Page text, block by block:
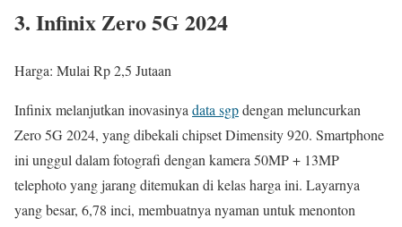
3. Infinix Zero 5G 2024
Harga: Mulai Rp 2,5 Jutaan
Infinix melanjutkan inovasinyadata sgpdengan meluncurkan
Zero 5G 2024, yang dibekali chipset Dimensity 920. Smartphone
ini unggul dalam fotografi dengan kamera 50MP + 13MP
telephoto yang jarang ditemukan di kelas harga ini. Layarnya
yang besar, 6,78 inci, membuatnya nyaman untuk menonton